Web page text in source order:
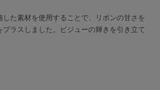
た素材を使用することで、リボンの甘さを
ラスしました。ビジューの輝きを引き立て